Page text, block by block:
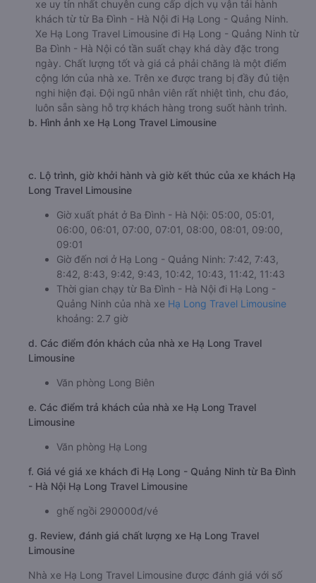
xe uy tín nhất chuyên cung cấp dịch vụ vận tải hành
khách từ từ Ba Đình - Hà Nội đi Hạ Long - Quảng Ninh.
Xe Hạ Long Travel Limousine đi Hạ Long - Quảng Ninh từ
Ba Đình - Hà Nội có tần suất chạy khá dày đặc trong
ngày. Chất lượng tốt và giá cả phải chăng là một điểm
cộng lớn của nhà xe. Trên xe được trang bị đầy đủ tiện
nghi hiện đại. Đội ngũ nhân viên rất nhiệt tình, chu đáo,
luôn sẵn sàng hỗ trợ khách hàng trong suốt hành trình.
b. Hình ảnh xe Hạ Long Travel Limousine
c. Lộ trình, giờ khởi hành và giờ kết thúc của xe khách Hạ
Long Travel Limousine
Giờ xuất phát ở Ba Đình - Hà Nội: 05:00, 05:01,
06:00, 06:01, 07:00, 07:01, 08:00, 08:01, 09:00,
09:01
Giờ đến nơi ở Hạ Long - Quảng Ninh: 7:42, 7:43,
8:42, 8:43, 9:42, 9:43, 10:42, 10:43, 11:42, 11:43
Thời gian chạy từ Ba Đình - Hà Nội đi Hạ Long -
Quảng Ninh của nhà xe Hạ Long Travel Limousine
khoảng: 2.7 giờ
d. Các điểm đón khách của nhà xe Hạ Long Travel
Limousine
Văn phòng Long Biên
e. Các điểm trả khách của nhà xe Hạ Long Travel
Limousine
Văn phòng Hạ Long
f. Giá vé giá xe khách đi Hạ Long - Quảng Ninh từ Ba Đình
- Hà Nội Hạ Long Travel Limousine
ghế ngồi 290000đ/vé
g. Review, đánh giá chất lượng xe Hạ Long Travel
Limousine
Nhà xe Hạ Long Travel Limousine được đánh giá với số